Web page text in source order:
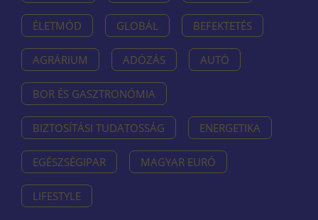
ÉLETMÓD GLOBÁL BEFEKTETÉS
AGRÁRIUM ADÓZÁS AUTÓ
BOR ÉS GASZTRONÓMIA
BIZTOSÍTÁSI TUDATOSSÁG ENERGETIKA
EGÉSZSÉGIPAR MAGYAR EURÓ
LIFESTYLE